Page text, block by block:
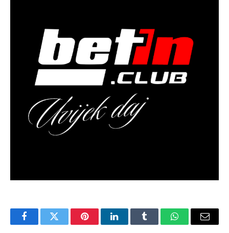
FacebookTwitter PinterestLinkedInTumblr WhatsAppEmail